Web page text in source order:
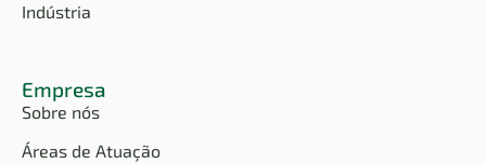
Indústria
Empresa
Sobre nós
Áreas de Atuação